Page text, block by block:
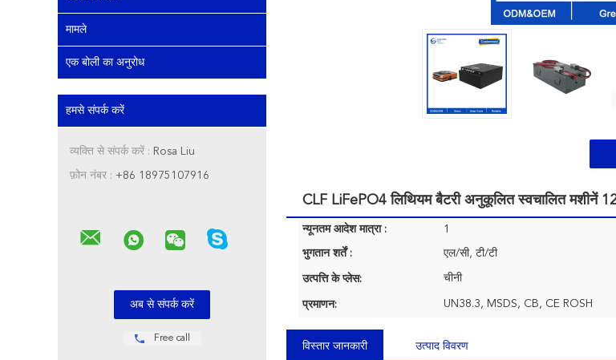
मामले
एक बोली का अनुरोध
हमसे संपर्क करें
व्यक्ति से संपर्क करें : Rosa Liu
फ़ोन नंबर : +86 18975107916
Free call
CLF LiFePO4 लिथियम बैटरी अनुकूलित स्वचालित मशीनें
न्यूनतम आदेश मात्रा : 1
भुगतान शर्तें : एल/सी, टी/टी
उत्पत्ति के प्लेस: चीनी
प्रमाणन: UN38.3, MSDS, CB, CE ROSH
विस्तार जानकारी उत्पाद विवरण